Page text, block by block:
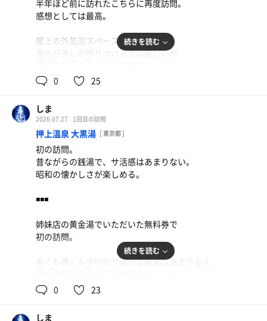
時間が圧倒的に足りない。
帰り際にスタッフの方に聞いたら
最大は２時間で、あとは延長料金に
◾️◾️お昼ご飯◾️◾️
サウナ後は同じ御成エリアにある
麻婆豆腐が有名な『かかん』さんへ。
文字通り山椒の痺れる辛さが美味しい
麻婆豆腐定食と追加で水餃子を食した。
半年ほど前に訪れたこちらに再度訪問。
感想としては最高。
屋上の外気浴スペースは
夏の日差しが照りつける点は厳しいが
身体を撫でてくれて最高に気持ちがいい。
２時間5セットがあっという間に過ぎてしまった。
◾️◾️◾️サウナ◾️◾️◾️
身体を温めてくれてすぐに滝汗。
ここの名物のサ室内での水浴び
『ヒューマンロウリュ』は、
水を浴びた瞬間は気持ちがいい。
急激に熱せられるせいなのか、
約15度の水風呂がとても心地よい。
続きを読む
0 25
しま
2026.07.27 1回目の訪問
押上温泉 大黒湯 [ 東京都 ]
初の訪問。
昔ながらの銭湯で、サ活感はあまりない。
昭和の懐かしさが楽しめる。
◾️◾️◾️
姉妹店の黄金湯でいただいた無料券で
初の訪問。
良くも悪くも流行のサ活的な要素はあまりなく、
サウナは赤外線のストーブが
頭上４面に配置され、
続きを読む
0 23
しま